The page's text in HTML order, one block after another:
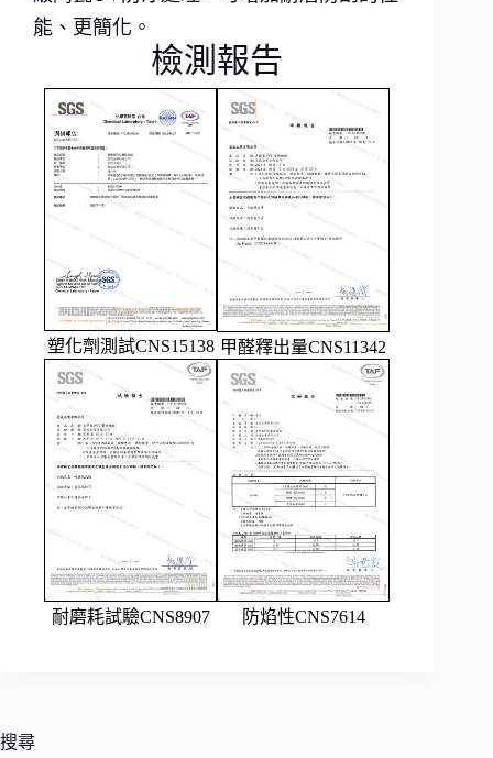
能、更簡化。
檢測報告
塑化劑測試CNS15138 甲醛釋出量CNS11342
耐磨耗試驗CNS8907 防焰性CNS7614
搜尋